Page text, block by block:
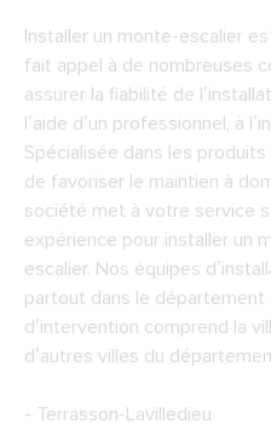
Installer un monte-escalier
fait appel à de nombreuses
assurer la fiabilité de
l’aide d’un professionnel, à
Spécialisée dans les
de favoriser le maintien à
société met à votre service
expérience pour installer un
escalier. Nos équipes
partout dans le
d’intervention comprend la
d’autres villes du
- Terrasson-Lavilledieu